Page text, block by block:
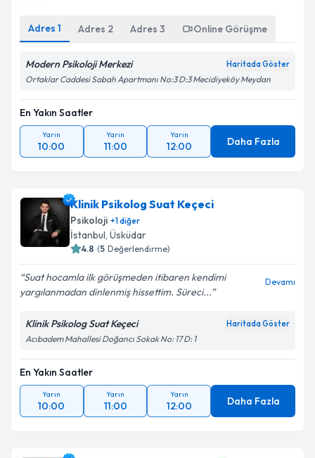
Adres 1 Adres 2 Adres 3 Online Görüşme
Modern Psikoloji Merkezi Haritada Göster
Ortaklar Caddesi Sabah Apartmanı No:3 D:3 Mecidiyeköy Meydan
En Yakın Saatler
Yarın
10:00
Yarın
11:00
Yarın
12:00 Daha Fazla
Klinik Psikolog Suat Keçeci
Psikoloji +1diğer
İstanbul, Üsküdar
4.8 (5 Değerlendirme)
Suat hocamla ilk görüşmeden itibaren kendimi
yargılanmadan dinlenmiş hissettim. Süreci...
Devamı
Klinik Psikolog Suat Keçeci Haritada Göster
Acıbadem Mahallesi Doğancı Sokak No: 17 D: 1
En Yakın Saatler
Yarın
10:00
Yarın
11:00
Yarın
12:00 Daha Fazla